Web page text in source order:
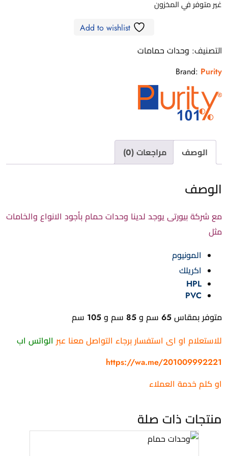
غير متوفر في المخزون
Add to wishlist
التصنيف: وحدات حمامات
Brand: Purity
الوصف مراجعات (0)
الوصف
مع شركة بيورتى يوجد لدينا وحدات حمام بأجود الانواع والخامات
مثل
المونيوم
اكريلك
HPL
PVC
متوفر بمقاس 65 سم و 85 سم و 105 سم
للاستعلام او اى استفسار برجاء التواصل معنا عبر الواتس اب
https://wa.me/201009992221
او كلم خدمة العملاء
منتجات ذات صلة